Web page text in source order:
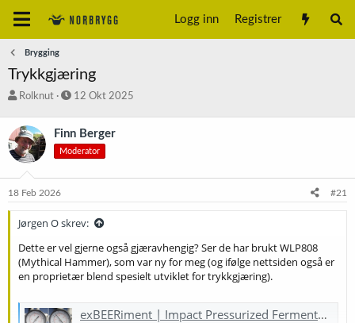
Logg inn Registrer
Brygging
Trykkgjæring
T
å
d
s
a
r
t
e
Rolknut
S
r
t
a
o
12 Okt 2025
Finn Berger
Moderator
18 Feb 2026 #21
Jørgen O skrev:
Dette er vel gjerne også gjæravhengig? Ser de har brukt WLP808
(Mythical Hammer), som var ny for meg (og ifølge nettsiden også er
en proprietær blend spesielt utviklet for trykkgjæring).
exBEERiment | Impact Pressurized Fermentation Has On A Warm Fermented German Helles Exportbier - Brülosophy